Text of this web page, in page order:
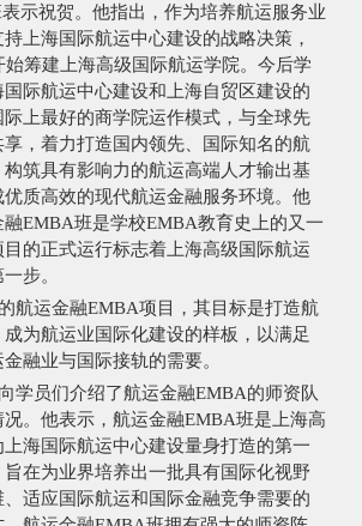
示祝贺。他指出，作为培养航运服务业
上海国际航运中心建设的战略决策，
筹建上海高级国际航运学院。今后学
际航运中心建设和上海自贸区建设的
上最好的商学院运作模式，与全球先
，着力打造国内领先、国际知名的航
筑具有影响力的航运高端人才输出基
质高效的现代航运金融服务环境。他
EMBA班是学校EMBA教育史上的又一
的正式运行标志着上海高级国际航运
步。
运金融EMBA项目，其目标是打造航
为航运业国际化建设的样板，以满足
金融业与国际接轨的需要。
员们介绍了航运金融EMBA的师资队
。他表示，航运金融EMBA班是上海高
海国际航运中心建设量身打造的第一
在为业界培养出一批具有国际化视野
适应国际航运和国际金融竞争需要的